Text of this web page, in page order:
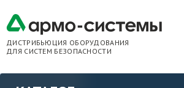
ДИСТРИБЬЮЦИЯ ОБОРУДОВАНИЯ
ДЛЯ СИСТЕМ БЕЗОПАСНОСТИ